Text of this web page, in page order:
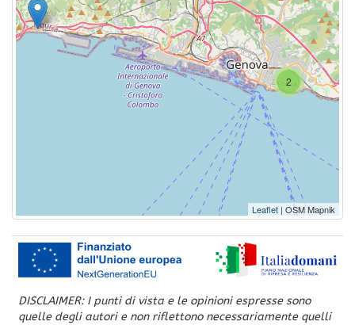
2
Leaflet | OSM Mapnik
DISCLAIMER: I punti di vista e le opinioni espresse sono
quelle degli autori e non riflettono necessariamente quelli